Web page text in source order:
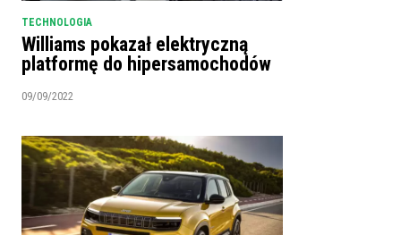
TECHNOLOGIA
Williams pokazał elektryczną
platformę do hipersamochodów
09/09/2022